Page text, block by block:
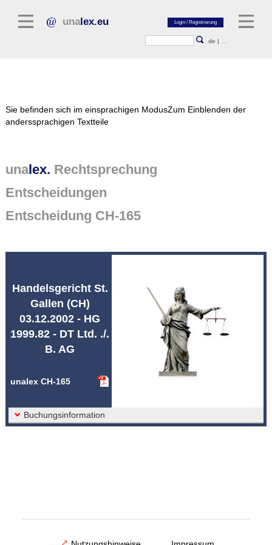
unalex.eu
de |
Normtexte
Rechtsprechung
Sie befinden sich im einsprachigen ModusZum Einblenden der
anderssprachigen Textteile
unalex. Rechtsprechung
Entscheidungen
Entscheidung CH-165
Handelsgericht St.
Gallen (CH)
03.12.2002 - HG
1999.82 - DT Ltd. ./.
B. AG
unalex CH-165
Buchungsinformation